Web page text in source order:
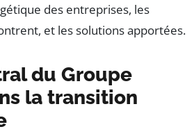
des entreprises, les
et les solutions apportées.
du Groupe
la transition